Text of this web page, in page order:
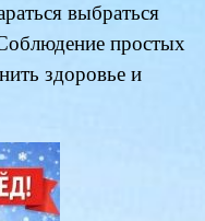
выбраться
простых
здоровье и